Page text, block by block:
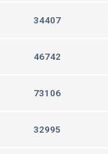
34407
46742
73106
32995